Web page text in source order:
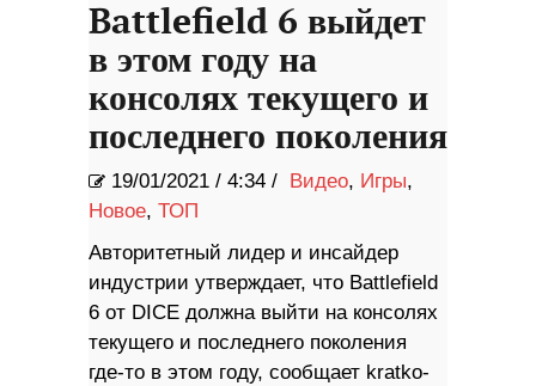
Battlefield 6 выйдет
в этом году на
консолях текущего и
последнего поколения
19/01/2021 / 4:34 / Видео, Игры,
Новое, ТОП
Авторитетный лидер и инсайдер
индустрии утверждает, что Battlefield
6 от DICE должна выйти на консолях
текущего и последнего поколения
где-то в этом году, сообщает kratko-